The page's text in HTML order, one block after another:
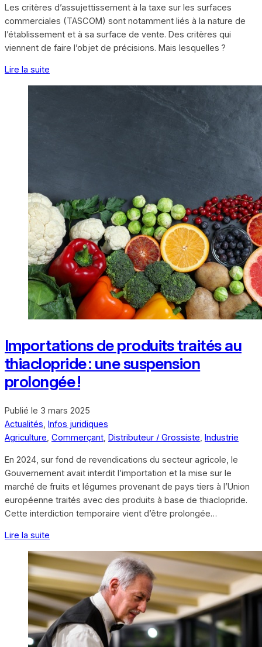
Les critères d’assujettissement à la taxe sur les surfaces
commerciales (TASCOM) sont notamment liés à la nature de
l’établissement et à sa surface de vente. Des critères qui
viennent de faire l’objet de précisions. Mais lesquelles ?
Lire la suite
Importations de produits traités au
thiaclopride : une suspension
prolongée !
Publié le 3 mars 2025
Actualités, Infos juridiques
Agriculture, Commerçant, Distributeur / Grossiste, Industrie
En 2024, sur fond de revendications du secteur agricole, le
Gouvernement avait interdit l’importation et la mise sur le
marché de fruits et légumes provenant de pays tiers à l’Union
européenne traités avec des produits à base de thiaclopride.
Cette interdiction temporaire vient d’être prolongée…
Lire la suite